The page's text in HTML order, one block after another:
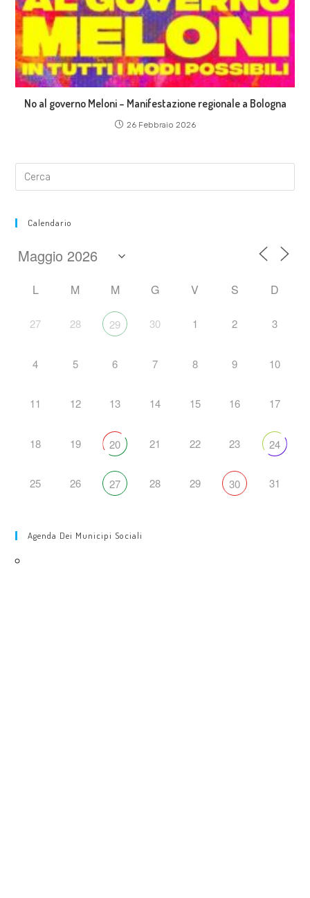
No al governo Meloni – Manifestazione regionale a Bologna
26 Febbraio 2026
Calendario
L M M G V S D
27 28 29 30 1 2 3
4 5 6 7 8 9 10
11 12 13 14 15 16 17
18 19 20 21 22 23 24
25 26 27 28 29 30 31
Agenda Dei Municipi Sociali